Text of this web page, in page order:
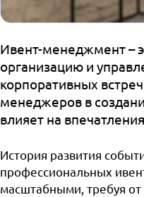
Ивент-менеджмент –
организацию и
корпоративных
менеджеров в
влияет на
История развития
профессиональных
масштабными, требуя